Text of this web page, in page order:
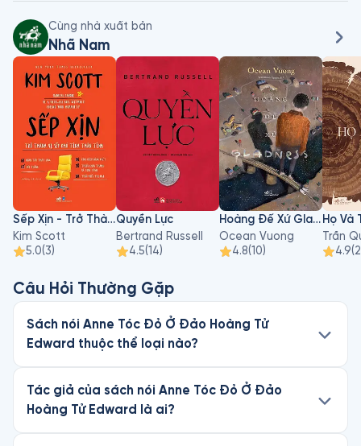
năm 1907, bà đã có trên 100 truyện ngắn được đăng. Năm
1908, bà cho xuất bản cuốn tiểu thuyết đầu tiên là - Anne
Cùng nhà xuất bản
Nhã Nam
Sếp Xịn - Trở Thành Vị Sếp Khó Tính Thân Tình
Kim Scott
5.0(3)
Quyền Lực
Bertrand Russell
4.5(14)
Hoàng Đế Xứ Gladness
Ocean Vuong
4.8(10)
Trần
4.9(
Câu Hỏi Thường Gặp
Sách nói Anne Tóc Đỏ Ở Đảo Hoàng Tử
Edward thuộc thể loại nào?
Tác giả của sách nói Anne Tóc Đỏ Ở Đảo
Hoàng Tử Edward là ai?